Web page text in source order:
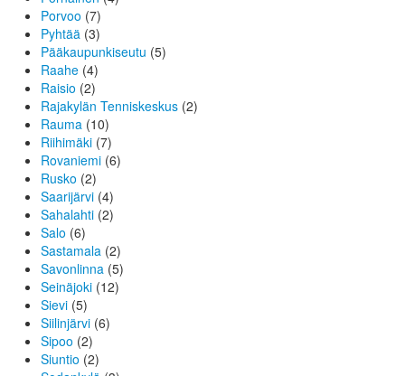
Porvoo (7)
Pyhtää (3)
Pääkaupunkiseutu (5)
Raahe (4)
Raisio (2)
Rajakylän Tenniskeskus (2)
Rauma (10)
Riihimäki (7)
Rovaniemi (6)
Rusko (2)
Saarijärvi (4)
Sahalahti (2)
Salo (6)
Sastamala (2)
Savonlinna (5)
Seinäjoki (12)
Sievi (5)
Siilinjärvi (6)
Sipoo (2)
Siuntio (2)